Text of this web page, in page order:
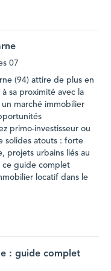
07
(94) attire de plus en
sa proximité avec la
marché immobilier
primo-investisseur ou
solides atouts : forte
projets urbains liés au
ce guide complet
locatif dans le
: guide complet